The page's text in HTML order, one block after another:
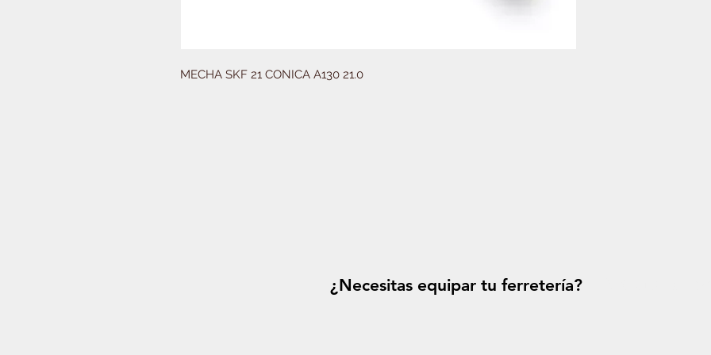
MECHA SKF 21 CONICA A130 21.0
¿Necesitas equipar tu ferretería?